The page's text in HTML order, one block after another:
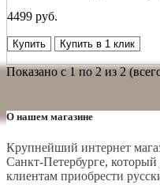
4499 руб.
Купить Купить в 1 клик
Показано с 1 по 2 из 2
О нашем магазине
Крупнейший интернет
Санкт-Петербурге,
клиентам приобрести